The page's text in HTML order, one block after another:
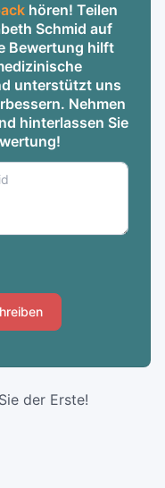
hören! Teilen
Schmid auf
Bewertung hilft
unterstützt uns
Nehmen
hinterlassen Sie
der Erste!